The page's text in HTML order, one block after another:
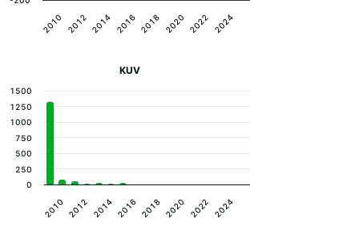
2010 2012 2014 2016 2018 2020 2022 2024
KUV
2010 2012 2014 2016 2018 2020 2022 2024
0
250
500
750
1000
1250
1500